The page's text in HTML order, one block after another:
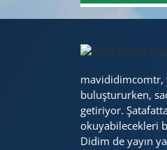
mavididimcomtr,
buluştururken,
getiriyor.
okuyabilecekleri
Didim de yayın